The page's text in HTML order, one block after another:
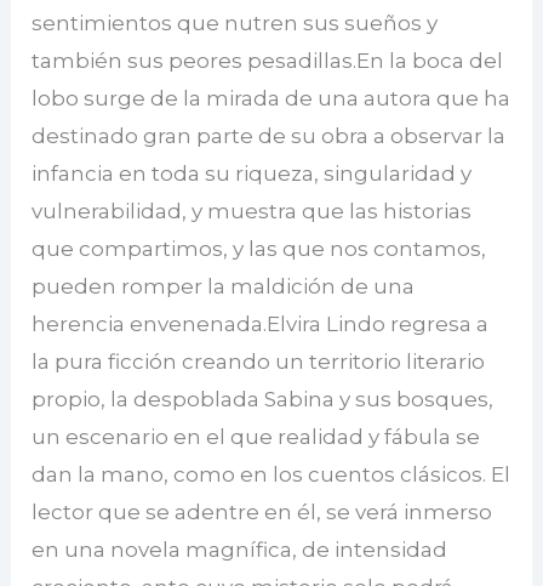
sentimientos que nutren sus sueños y
también sus peores pesadillas.En la boca del
lobo surge de la mirada de una autora que ha
destinado gran parte de su obra a observar la
infancia en toda su riqueza, singularidad y
vulnerabilidad, y muestra que las historias
que compartimos, y las que nos contamos,
pueden romper la maldición de una
herencia envenenada.Elvira Lindo regresa a
la pura ficción creando un territorio literario
propio, la despoblada Sabina y sus bosques,
un escenario en el que realidad y fábula se
dan la mano, como en los cuentos clásicos. El
lector que se adentre en él, se verá inmerso
en una novela magnífica, de intensidad